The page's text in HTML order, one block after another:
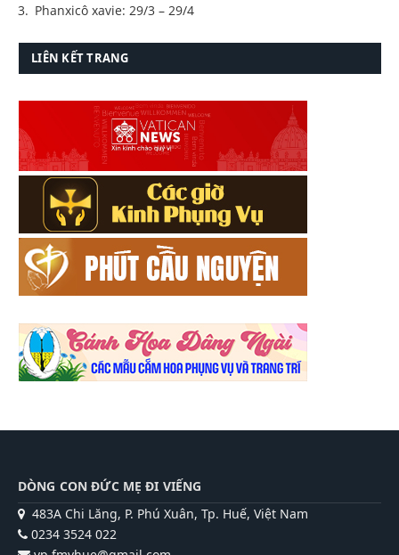
Phanxicô xavie: 29/3 – 29/4
LIÊN KẾT TRANG
DÒNG CON ĐỨC MẸ ĐI VIẾNG
483A Chi Lăng, P. Phú Xuân, Tp. Huế, Việt Nam
0234 3524 022